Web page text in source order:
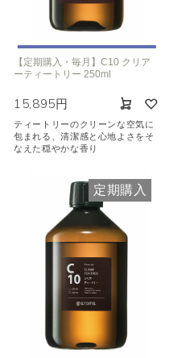
【定期購入・毎月】C10 クリア
ーティートリー 250ml
15,895円
ティートリーのクリーンな空気に
包まれる、清潔感と心地よさをそ
なえた穏やかな香り
定期購入